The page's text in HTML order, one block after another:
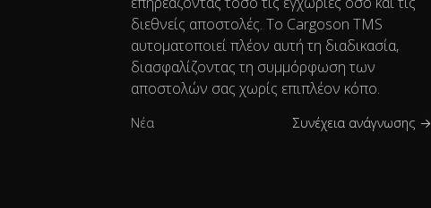
διεθνείς αποστολές. Το Cargoson TMS
αυτοματοποιεί πλέον αυτή τη διαδικασία,
διασφαλίζοντας τη συμμόρφωση των
αποστολών σας χωρίς επιπλέον κόπο.
Νέα Συνέχεια ανάγνωσης →